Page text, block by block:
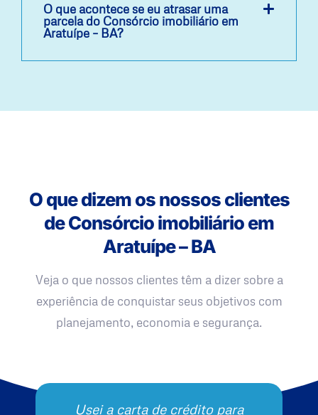
O que acontece se eu atrasar uma
parcela do Consórcio imobiliário em
Aratuípe – BA?
O que dizem os nossos clientes
de Consórcio imobiliário em
Aratuípe – BA
Veja o que nossos clientes têm a dizer sobre a
experiência de conquistar seus objetivos com
planejamento, economia e segurança.
Usei a carta de crédito para